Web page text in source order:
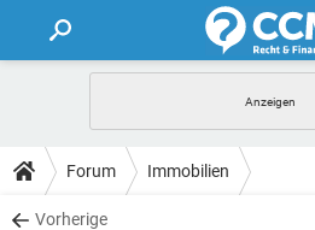
FORUM
TIPPS
Forum Immobilien
Vorherige